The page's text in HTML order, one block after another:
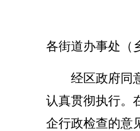
各街道办事处（
经区政府同
认真贯彻执行。
企行政检查的意